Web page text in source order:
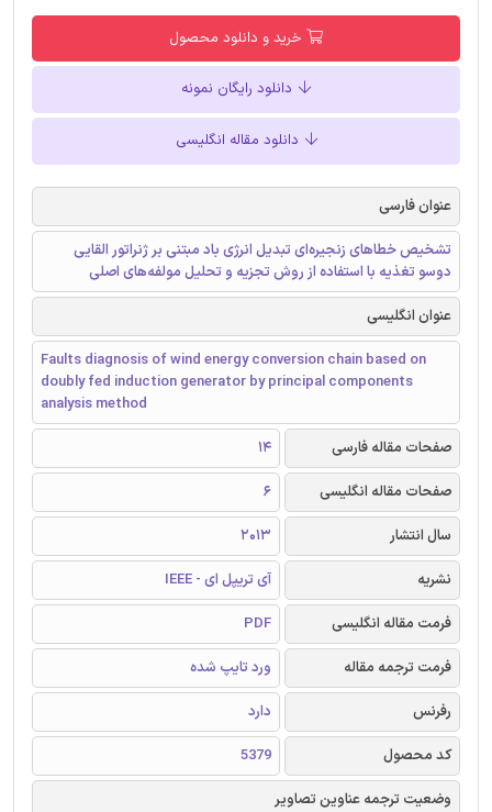
خرید و دانلود محصول
دانلود رایگان نمونه
دانلود مقاله انگلیسی
عنوان فارسی
تشخیص خطاهای زنجیره‌ای تبدیل انرژی باد مبتنی بر ژنراتور القایی
دوسو تغذیه با استفاده از روش تجزیه و تحلیل مولفه‌های اصلی
عنوان انگلیسی
Faults diagnosis of wind energy conversion chain based on
doubly fed induction generator by principal components
analysis method
صفحات مقاله فارسی
14
صفحات مقاله انگلیسی
6
سال انتشار
2013
نشریه
آی تریپل ای - IEEE
فرمت مقاله انگلیسی
PDF
فرمت ترجمه مقاله
ورد تایپ شده
رفرنس
دارد
کد محصول
5379
وضعیت ترجمه عناوین تصاویر